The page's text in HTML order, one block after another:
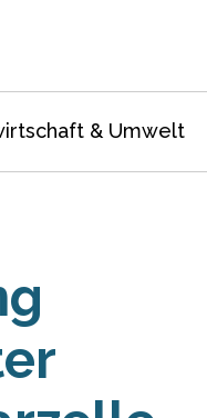
& Umwelt